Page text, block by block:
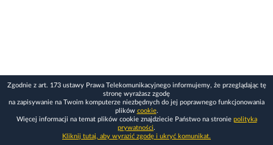
Zgodnie z art. 173 ustawy Prawa Telekomunikacyjnego informujemy, że przeglądając tę
stronę wyrażasz zgodę
na zapisywanie na Twoim komputerze niezbędnych do jej poprawnego funkcjonowania
plików cookie.
Więcej informacji na temat plików cookie znajdziecie Państwo na stronie polityka
prywatności.
Kliknij tutaj, aby wyrazić zgodę i ukryć komunikat.